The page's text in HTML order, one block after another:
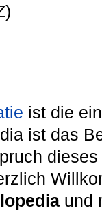
ist die
ist das
dieses
und